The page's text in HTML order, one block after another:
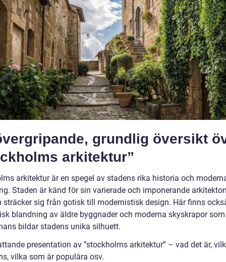
grundlig översikt
arkitektur”
arkitektur är en spegel av stadens rika historia och
Staden är känd för sin varierade och imponerande
sträcker sig från gotisk till modernistisk design. Här finns
blandning av äldre byggnader och moderna skyskrapor som
bildar stadens unika silhuett.
presentation av ”stockholms arkitektur” – vad det är,
vilka som är populära osv.